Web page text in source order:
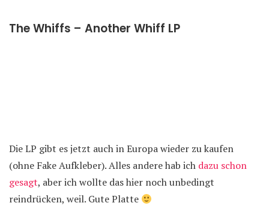
The Whiffs – Another Whiff LP
Die LP gibt es jetzt auch in Europa wieder zu kaufen
(ohne Fake Aufkleber). Alles andere hab ich dazu schon
gesagt, aber ich wollte das hier noch unbedingt
reindrücken, weil. Gute Platte